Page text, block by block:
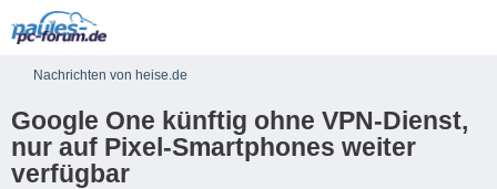
Nachrichten von heise.de
Google One künftig ohne VPN-Dienst,
nur auf Pixel-Smartphones weiter
verfügbar